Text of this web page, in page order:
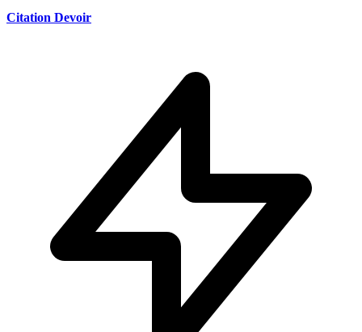
Citation Devoir